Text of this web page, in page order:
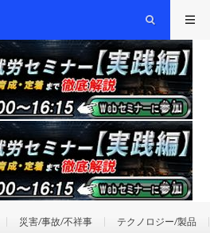
災害/事故/不祥事 テクノロジー/製品